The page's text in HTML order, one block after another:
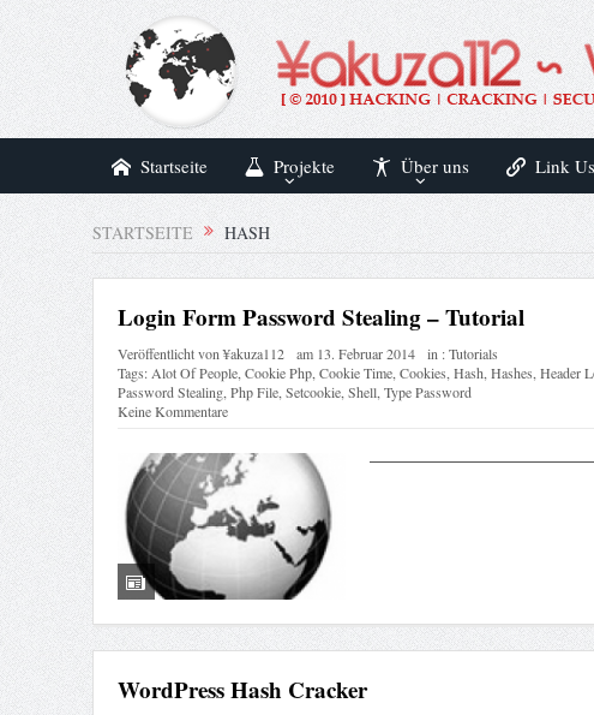
Startseite Projekte Über uns Link Us
STARTSEITE HASH
Login Form Password Stealing – Tutorial
Veröffentlicht von¥akuza112 am 13. Februar 2014 in :Tutorials
Tags:Alot Of People,Cookie Php,Cookie Time,Cookies,Hash,Hashes,Header
Password Stealing,Php File,Setcookie,Shell,Type Password
Keine Kommentare
WordPress Hash Cracker